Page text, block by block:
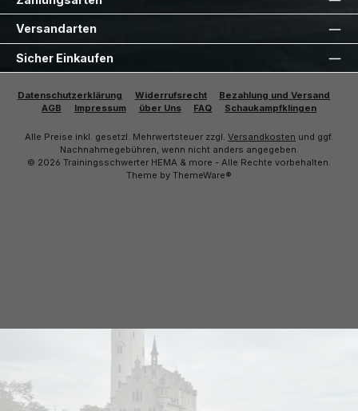
Versandarten
Sicher Einkaufen
Datenschutzerklärung Widerrufsrecht
Bezahlung und Versand
AGB
Impressum über Uns FAQ Schaukampfklingen
Alle Preise inkl. gesetzl. Mehrwertsteuer zzgl. Versandkosten und ggf.
Nachnahmegebühren, wenn nicht anders angegeben.
© 2026 Trainingsschwerter HEMA & more - Alle Rechte vorbehalten.
Theme by ThemeWare®